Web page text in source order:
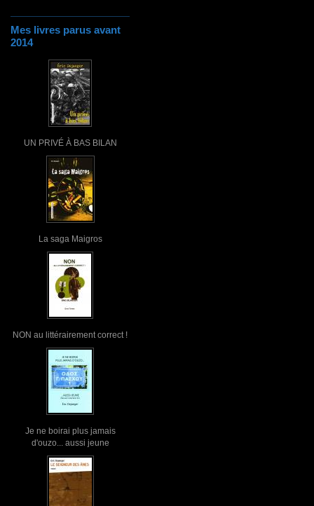
Mes livres parus avant
2014
UN PRIVÉ À BAS BILAN
La saga Maigros
NON au littérairement correct !
Je ne boirai plus jamais
d'ouzo... aussi jeune